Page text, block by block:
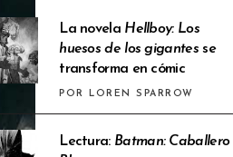
La novela Hellboy: Los
huesos de los gigantesse
transforma en cómic
POR LOREN SPARROW
Lectura: Batman: Caballero